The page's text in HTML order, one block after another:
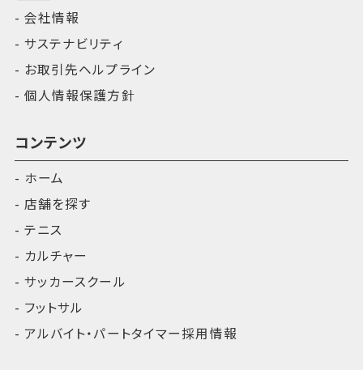
会社情報
サステナビリティ
お取引先ヘルプライン
個人情報保護方針
コンテンツ
ホーム
店舗を探す
テニス
カルチャー
サッカースクール
フットサル
アルバイト・パートタイマー採用情報